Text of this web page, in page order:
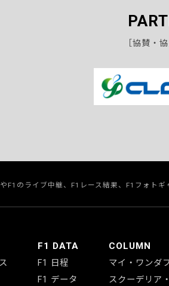
［協賛・
F1のライブ中継、F1レース結果、F1フォト
F1 DATA
F1 日程
F1 データ
COLUMN
マイ・ワンダ
スクーデリア